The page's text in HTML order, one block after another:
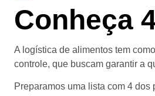
Conheça
A logística de alimentos tem
controle, que buscam garantir a
Preparamos uma lista com 4